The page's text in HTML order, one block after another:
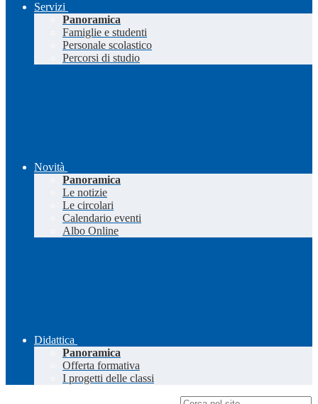
Servizi
Panoramica
Famiglie e studenti
Personale scolastico
Percorsi di studio
Novità
Panoramica
Le notizie
Le circolari
Calendario eventi
Albo Online
Didattica
Panoramica
Offerta formativa
I progetti delle classi